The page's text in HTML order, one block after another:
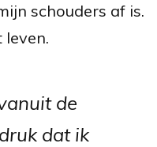
schouders af is.
de
dat ik